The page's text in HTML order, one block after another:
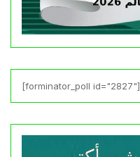
[forminator_poll id="2827"]